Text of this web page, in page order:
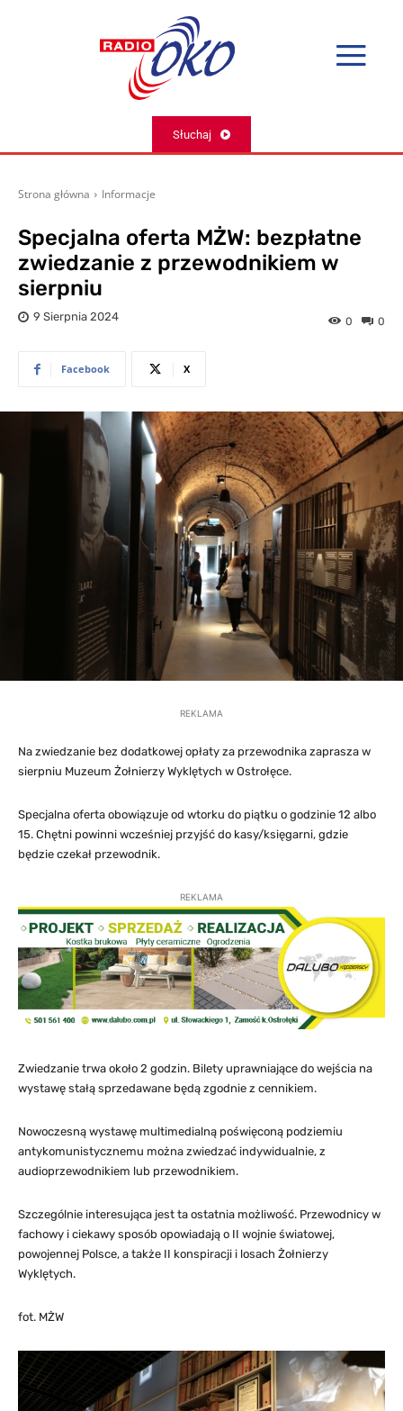
Słuchaj
Strona główna Informacje
Specjalna oferta MŻW: bezpłatne
zwiedzanie z przewodnikiem w
sierpniu
9 Sierpnia 2024 0
0
Facebook X
REKLAMA
Na zwiedzanie bez dodatkowej opłaty za przewodnika zaprasza w
sierpniu Muzeum Żołnierzy Wyklętych w Ostrołęce.
Specjalna oferta obowiązuje od wtorku do piątku o godzinie 12 albo
15. Chętni powinni wcześniej przyjść do kasy/księgarni, gdzie
będzie czekał przewodnik.
REKLAMA
Zwiedzanie trwa około 2 godzin. Bilety uprawniające do wejścia na
wystawę stałą sprzedawane będą zgodnie z cennikiem.
Nowoczesną wystawę multimedialną poświęconą podziemiu
antykomunistycznemu można zwiedzać indywidualnie, z
audioprzewodnikiem lub przewodnikiem.
Szczególnie interesująca jest ta ostatnia możliwość. Przewodnicy w
fachowy i ciekawy sposób opowiadają o II wojnie światowej,
powojennej Polsce, a także II konspiracji i losach Żołnierzy
Wyklętych.
fot. MŻW